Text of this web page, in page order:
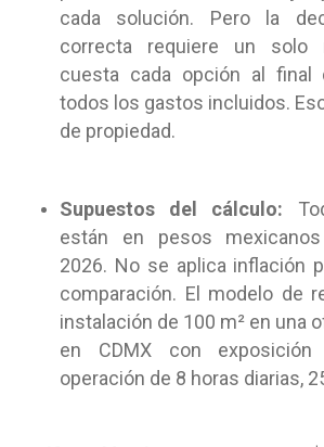
cada solución. Pero la
correcta requiere un solo
cuesta cada opción al final
todos los gastos incluidos.
de propiedad.
Supuestos del cálculo: T
están en pesos
2026. No se aplica inflación
comparación. El modelo de
instalación de 100 m² en una
en CDMX con
operación de 8 horas diarias,